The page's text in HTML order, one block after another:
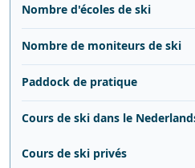
Nombre d'écoles de ski
Nombre de moniteurs de ski
Paddock de pratique
Cours de ski dans le
Cours de ski privés